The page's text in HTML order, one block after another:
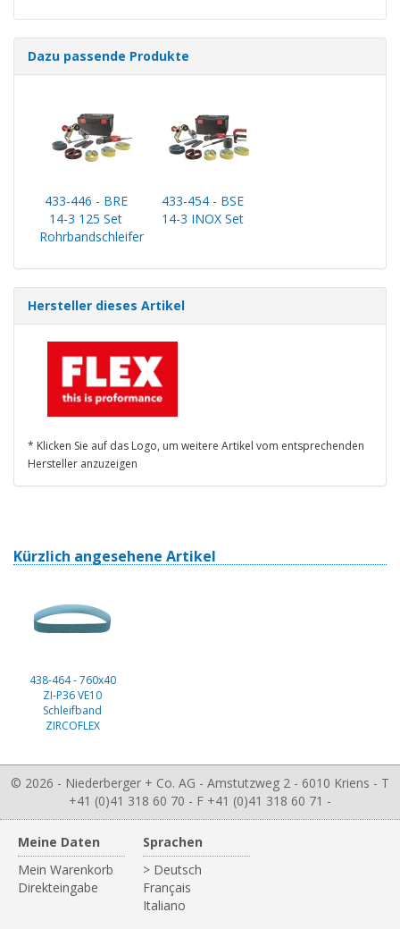
Dazu passende Produkte
433-446 - BRE
14-3 125 Set
Rohrbandschleifer
433-454 - BSE
14-3 INOX Set
Hersteller dieses Artikel
* Klicken Sie auf das Logo, um weitere Artikel vom entsprechenden
Hersteller anzuzeigen
Kürzlich angesehene Artikel
438-464 - 760x40
ZI-P36 VE10
Schleifband
ZIRCOFLEX
© 2026 - Niederberger + Co. AG - Amstutzweg 2 - 6010 Kriens - T
+41 (0)41 318 60 70 - F +41 (0)41 318 60 71 -
Meine Daten
Mein Warenkorb
Direkteingabe
Sprachen
> Deutsch
Français
Italiano